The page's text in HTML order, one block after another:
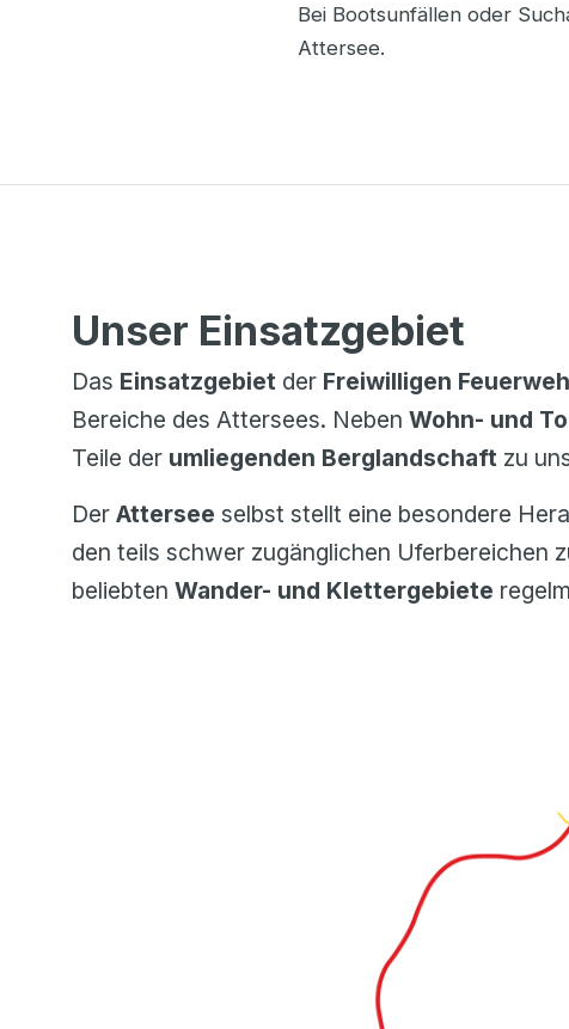
Bei Bootsunfällen oder
Attersee.
Unser Einsatzgebiet
Das Einsatzgebiet der Freiwilligen
Bereiche des Attersees. Neben Wohn- und
Teile der umliegenden Berglandschaft zu
Der Attersee selbst stellt eine besondere
den teils schwer zugänglichen Uferbereichen
beliebten Wander- und Klettergebiete